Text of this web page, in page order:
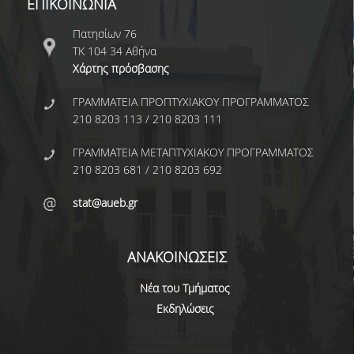
ΑΝΘΡΩΠΙΝΟ ΔΥΝΑΜΙΚΟ
ΜΕΛΗ ΔΕΠ
ΕΡΓΑΣΤΗΡΙΑΚΟ ΔΙΔΑΚΤΙΚΟ ΠΡΟΣΩΠΙΚΟ
ΕΙΔΙΚΟ ΤΕΧΝΙΚΟ ΕΡΓΑΣΤΗΡΙΑΚΟ ΠΡΟΣΩΠΙΚΟ
ΔΙΟΙΚΗΤΙΚΟ ΠΡΟΣΩΠΙΚΟ
ΜΕΤΑΔΙΔΑΚΤΟΡΕΣ
ΜΗΤΡΩΑ ΤΜΗΜΑΤΟΣ
ΑΠΟΧΩΡΗΣΑΝΤΕΣ ΚΑΘΗΓΗΤΕΣ
ΕΠΙΚΟΙΝΩΝΙΑ
Πατησίων 76
ΤΚ 104 34 Αθήνα
Χάρτης πρόσβασης
ΓΡΑΜΜΑΤΕΙΑ ΠΡΟΠΤΥΧΙΑΚΟΥ ΠΡΟΓΡΑΜΜΑΤΟΣ
210 8203 113 / 210 8203 111
ΓΡΑΜΜΑΤΕΙΑ ΜΕΤΑΠΤΥΧΙΑΚΟΥ ΠΡΟΓΡΑΜΜΑΤΟΣ
210 8203 681 / 210 8203 692
stat@aueb.gr
ΑΝΑΚΟΙΝΩΣΕΙΣ
Νέα του Τμήματος
Εκδηλώσεις